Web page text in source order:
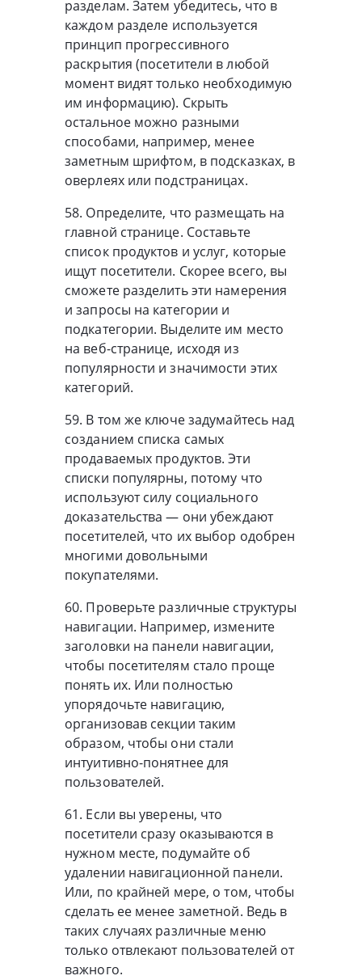
разделам. Затем убедитесь, что в
каждом разделе используется
принцип прогрессивного
раскрытия (посетители в любой
момент видят только необходимую
им информацию). Скрыть
остальное можно разными
способами, например, менее
заметным шрифтом, в подсказках, в
оверлеях или подстраницах.
58. Определите, что размещать на
главной странице. Составьте
список продуктов и услуг, которые
ищут посетители. Скорее всего, вы
сможете разделить эти намерения
и запросы на категории и
подкатегории. Выделите им место
на веб-странице, исходя из
популярности и значимости этих
категорий.
59. В том же ключе задумайтесь над
созданием списка самых
продаваемых продуктов. Эти
списки популярны, потому что
используют силу социального
доказательства — они убеждают
посетителей, что их выбор одобрен
многими довольными
покупателями.
60. Проверьте различные структуры
навигации. Например, измените
заголовки на панели навигации,
чтобы посетителям стало проще
понять их. Или полностью
упорядочьте навигацию,
организовав секции таким
образом, чтобы они стали
интуитивно-понятнее для
пользователей.
61. Если вы уверены, что
посетители сразу оказываются в
нужном месте, подумайте об
удалении навигационной панели.
Или, по крайней мере, о том, чтобы
сделать ее менее заметной. Ведь в
таких случаях различные меню
только отвлекают пользователей от
важного.